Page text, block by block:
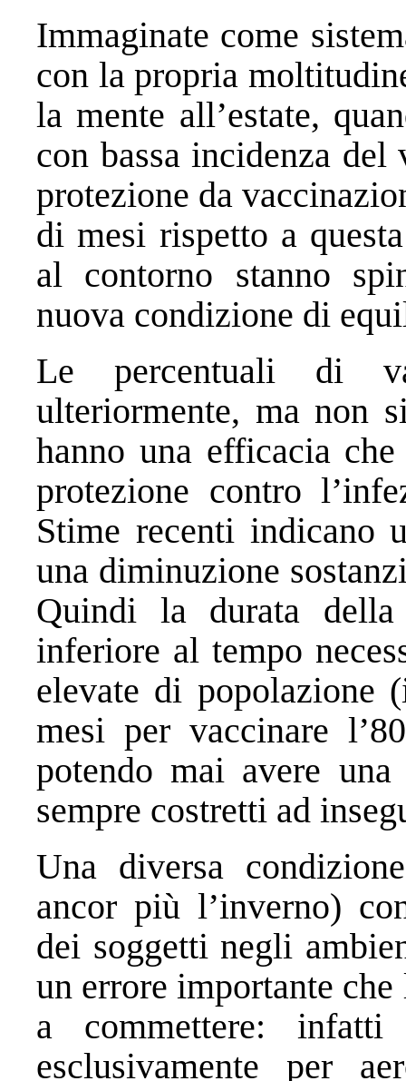
Immaginate come
con la propria
la mente all’estate,
con bassa incidenza
protezione da
di mesi rispetto a
al contorno stanno
nuova condizione di
Le percentuali di
ulteriormente, ma non
hanno una efficacia
protezione contro
Stime recenti indicano
una diminuzione
Quindi la durata
inferiore al tempo
elevate di popolazione
mesi per vaccinare
potendo mai avere una
sempre costretti ad
Una diversa
ancor più l’inverno)
dei soggetti negli
un errore importante
a commettere:
esclusivamente per